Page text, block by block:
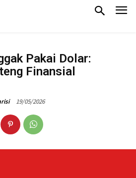
Pakai Dolar:
Finansial
19/05/2026